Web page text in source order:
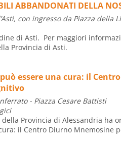
ABBANDONATI DELLA
con ingresso da Piazza della
di Asti. Per maggiori
Provincia di Asti.
essere una cura: il
- Piazza Cesare Battisti
Provincia di Alessandria ha
il Centro Diurno Mnemosine